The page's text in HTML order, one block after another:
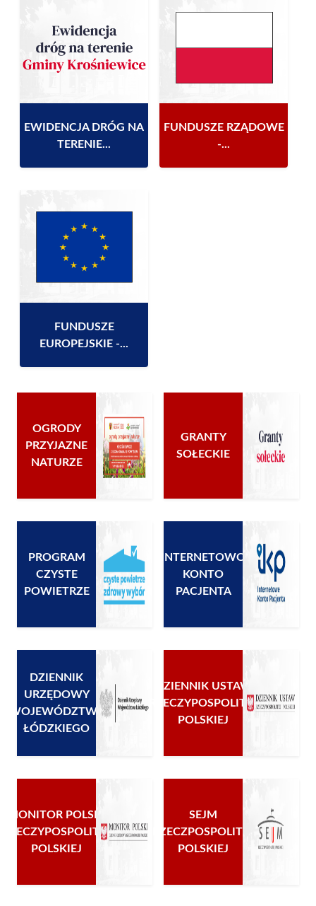
EWIDENCJA DRÓG NA
TERENIE...
FUNDUSZE RZĄDOWE
-...
FUNDUSZE
EUROPEJSKIE -...
OGRODY
PRZYJAZNE
NATURZE
GRANTY
SOŁECKIE
PROGRAM
CZYSTE
POWIETRZE
INTERNETOWO
KONTO
PACJENTA
DZIENNIK
URZĘDOWY
WOJEWÓDZTWA
ŁÓDZKIEGO
DZIENNIK USTAW
RZECZYPOSPOLITEJ
POLSKIEJ
MONITOR POLSKI
RZECZYPOSPOLITEJ
POLSKIEJ
SEJM
RZECZPOSPOLITEJ
POLSKIEJ